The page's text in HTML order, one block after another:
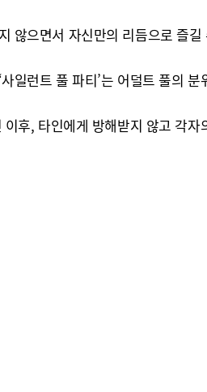
않으면서 자신만의 리듬으로 즐
일런트 풀 파티’는 어덜트 풀의
이후, 타인에게 방해받지 않고 각